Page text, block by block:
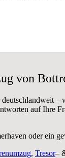
von
–
auf Ihre
oder ein
, Tresor–